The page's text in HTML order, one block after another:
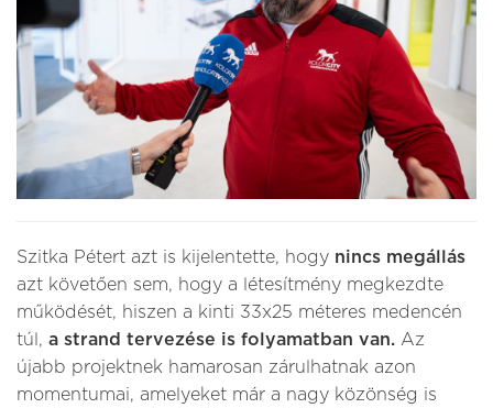
Szitka Pétert azt is kijelentette, hogy nincs megállás
azt követően sem, hogy a létesítmény megkezdte
működését, hiszen a kinti 33x25 méteres medencén
túl, a strand tervezése is folyamatban van. Az
újabb projektnek hamarosan zárulhatnak azon
momentumai, amelyeket már a nagy közönség is